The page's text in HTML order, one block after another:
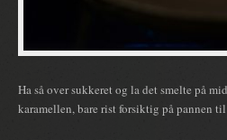
Ha så over sukkeret og la det smelte på
karamellen, bare rist forsiktig på pannen